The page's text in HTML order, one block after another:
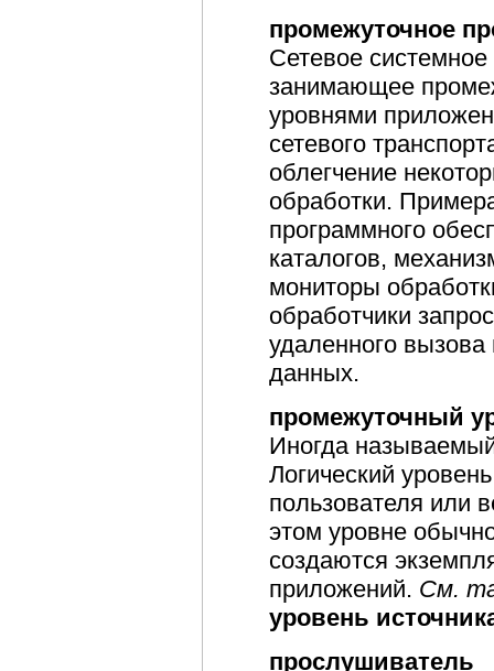
промежуточное
Сетевое
занимающее
уровнями
сетевого
облегчение
обработки.
программного
каталогов,
мониторы
обработчики
удаленного
данных.
промежуточный
Иногда
Логический
пользователя или
этом уровне
создаются
приложений. См.
уровень
прослушиватель